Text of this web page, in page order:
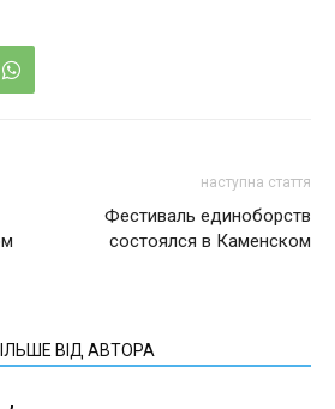
наступна стаття
Фестиваль единоборств
состоялся в Каменском
ВІД АВТОРА